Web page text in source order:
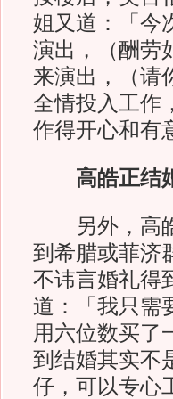
姐又道：「今
演出，（酬劳
来演出，（请
全情投入工作
作得开心和有
高皓正结
另外，高皓
到希腊或菲济
不讳言婚礼得
道：「我只需
用六位数买了
到结婚其实不
仔，可以专心